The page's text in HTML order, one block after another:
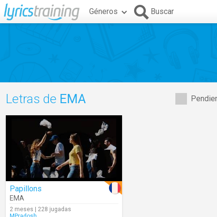
Géneros Buscar
Letras de EMA
Papillons
EMA
2 meses | 228 jugadas